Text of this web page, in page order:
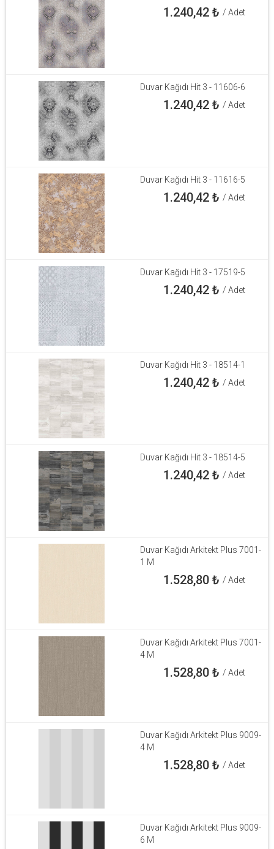
1.240,42₺ / Adet
Duvar Kağıdı Hit 3 - 11606-6
1.240,42₺ / Adet
Duvar Kağıdı Hit 3 - 11616-5
1.240,42₺ / Adet
Duvar Kağıdı Hit 3 - 17519-5
1.240,42₺ / Adet
Duvar Kağıdı Hit 3 - 18514-1
1.240,42₺ / Adet
Duvar Kağıdı Hit 3 - 18514-5
1.240,42₺ / Adet
Duvar Kağıdı Arkitekt Plus 7001-
1 M
1.528,80₺ / Adet
Duvar Kağıdı Arkitekt Plus 7001-
4 M
1.528,80₺ / Adet
Duvar Kağıdı Arkitekt Plus 9009-
4 M
1.528,80₺ / Adet
Duvar Kağıdı Arkitekt Plus 9009-
6 M